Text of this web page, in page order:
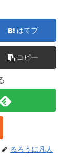
はてブ
コピー
るろうに凡人